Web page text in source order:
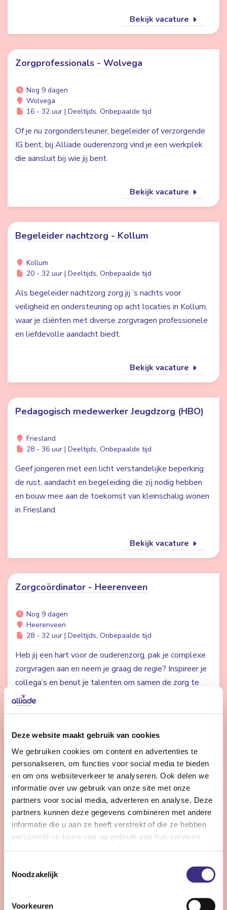
Deze website maakt gebruik van cookies
We gebruiken cookies om content en advertenties te
personaliseren, om functies voor social media te bieden
en om ons websiteverkeer te analyseren. Ook delen we
informatie over uw gebruik van onze site met onze
partners voor social media, adverteren en analyse. Deze
partners kunnen deze gegevens combineren met andere
informatie die u aan ze heeft verstrekt of die ze hebben
verzameld op basis van uw gebruik van hun services.
Noodzakelijk
Voorkeuren
Bekijk vacature
Zorgprofessionals - Wolvega
Nog 9 dagen
Wolvega
16 - 32 uur | Deeltijds, Onbepaalde tijd
Of je nu zorgondersteuner, begeleider of verzorgende
IG bent, bij Alliade ouderenzorg vind je een werkplek
die aansluit bij wie jij bent.
Bekijk vacature
Begeleider nachtzorg - Kollum
Kollum
20 - 32 uur | Deeltijds, Onbepaalde tijd
Als begeleider nachtzorg zorg jij ’s nachts voor
veiligheid en ondersteuning op acht locaties in Kollum,
waar je cliënten met diverse zorgvragen professionele
en liefdevolle aandacht biedt.
Bekijk vacature
Pedagogisch medewerker Jeugdzorg (HBO)
Friesland
28 - 36 uur | Deeltijds, Onbepaalde tijd
Geef jongeren met een licht verstandelijke beperking
de rust, aandacht en begeleiding die zij nodig hebben
en bouw mee aan de toekomst van kleinschalig wonen
in Friesland.
Bekijk vacature
Zorgcoördinator - Heerenveen
Nog 9 dagen
Heerenveen
28 - 32 uur | Deeltijds, Onbepaalde tijd
Heb jij een hart voor de ouderenzorg, pak je complexe
zorgvragen aan en neem je graag de regie? Inspireer je
collega’s en benut je talenten om samen de zorg te
verbeteren? Dan zoeken we jou.
Bekijk vacature
Controller Vastgoed en ICT
Heerenveen
32 - 36 uur | Voltijds, Onbepaalde tijd
Ben jij de financial met expertise in vastgoed en ICT
die bijdraagt aan de meerjarige toekomstige
control zijn?
Bekijk vacature